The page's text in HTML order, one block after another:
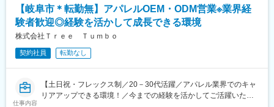
・年休120日以上でプライベートも重視できる環境です！現場で
仕事ができるようiPadの支給・フレックス制・リモートワークな
ど、お客様の都合に合わせて柔軟な勤務体制で働くことができま
・また社用車支給（ガソリンカード・ETCも支給あり）や空調服
も支給しています！
■住宅の魅力・特徴
『自然素材』の注文住宅で人気！こだわりの無垢材を使用し、安
定手当を含めた表記です。
【岐阜市＊転勤無】アパレルOEM・ODM営業※業界経
験者歓迎◎経験を活かして成長できる環境
株式会社Ｔｒｅｅ Ｔｕｍｂｏ
契約社員 転勤なし
仕事内容
【土日祝・フレックス制／20－30代活躍／アパレル業界でのキャ
リアアップできる環境！／今までの経験を活かしてご活躍いただ